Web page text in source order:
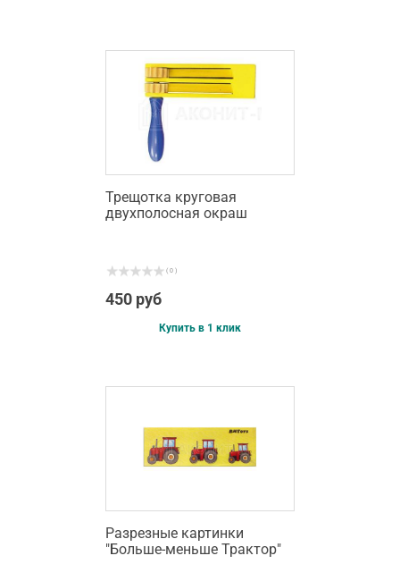
Трещотка круговая
двухполосная окраш
( 0 )
450 руб
Купить в 1 клик
Разрезные картинки
"Больше-меньше Трактор"